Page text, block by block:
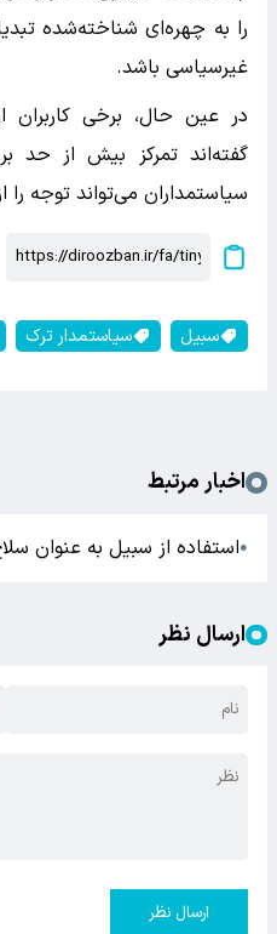
را به چهره‌ای شناخته‌شده
غیرسیاسی باشد.
در عین حال، برخی کاربران
گفته‌اند تمرکز بیش از حد
سیاستمداران می‌تواند توجه
سبیل سیاستمدار ترک
اخبار مرتبط
●استفاده از سبیل به عنوان
ارسال نظر
ارسال نظر